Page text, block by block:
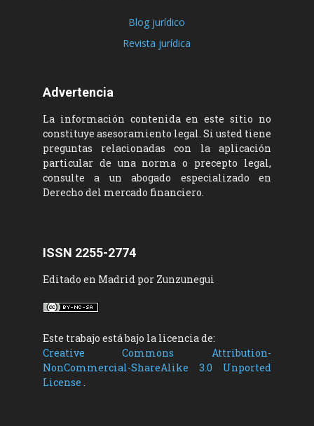
Blog jurídico
Revista jurídica
Advertencia
La información contenida en este sitio no
constituye asesoramiento legal. Si usted tiene
preguntas relacionadas con la aplicación
particular de una norma o precepto legal,
consulte a un abogado especializado en
Derecho del mercado financiero.
ISSN 2255-2774
Editado en Madrid por Zunzunegui
Este trabajo está bajo la licencia de:
Creative Commons Attribution-
NonCommercial-ShareAlike 3.0 Unported
License .